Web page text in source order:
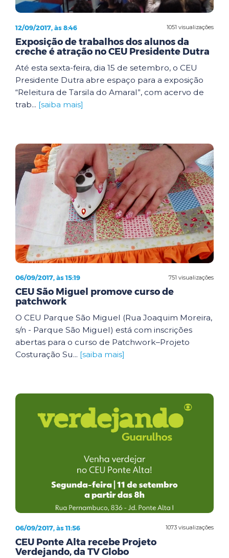
1051 visualizações
12/09/2017, às 8:46
Exposição de trabalhos dos alunos da
creche é atração no CEU Presidente Dutra
Até esta sexta-feira, dia 15 de setembro, o CEU
Presidente Dutra abre espaço para a exposição
“Releitura de Tarsila do Amaral”, com acervo de
trab... [saiba mais]
751 visualizações
06/09/2017, às 15:19
CEU São Miguel promove curso de
patchwork
O CEU Parque São Miguel (Rua Joaquim Moreira,
s/n - Parque São Miguel) está com inscrições
abertas para o curso de Patchwork–Projeto
Costuração Su... [saiba mais]
1073 visualizações
06/09/2017, às 11:56
CEU Ponte Alta recebe Projeto
Verdejando, da TV Globo